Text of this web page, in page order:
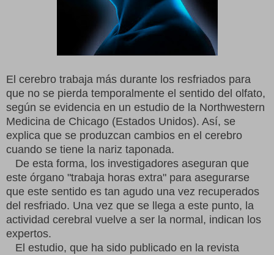
El cerebro trabaja más durante los resfriados para
que no se pierda temporalmente el sentido del olfato,
según se evidencia en un estudio de la Northwestern
Medicina de Chicago (Estados Unidos). Así, se
explica que se produzcan cambios en el cerebro
cuando se tiene la nariz taponada.
De esta forma, los investigadores aseguran que
este órgano "trabaja horas extra" para asegurarse
que este sentido es tan agudo una vez recuperados
del resfriado. Una vez que se llega a este punto, la
actividad cerebral vuelve a ser la normal, indican los
expertos.
El estudio, que ha sido publicado en la revista